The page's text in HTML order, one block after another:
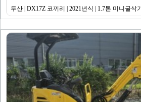
두산 | DX17Z 코끼리 | 2021년식 | 1.7톤 미니굴삭기